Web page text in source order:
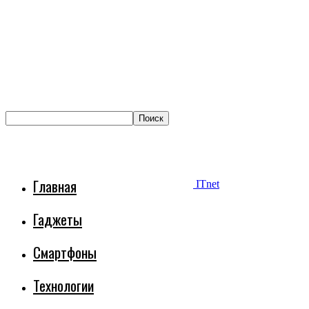
ITnet
Главная
Гаджеты
Смартфоны
Технологии